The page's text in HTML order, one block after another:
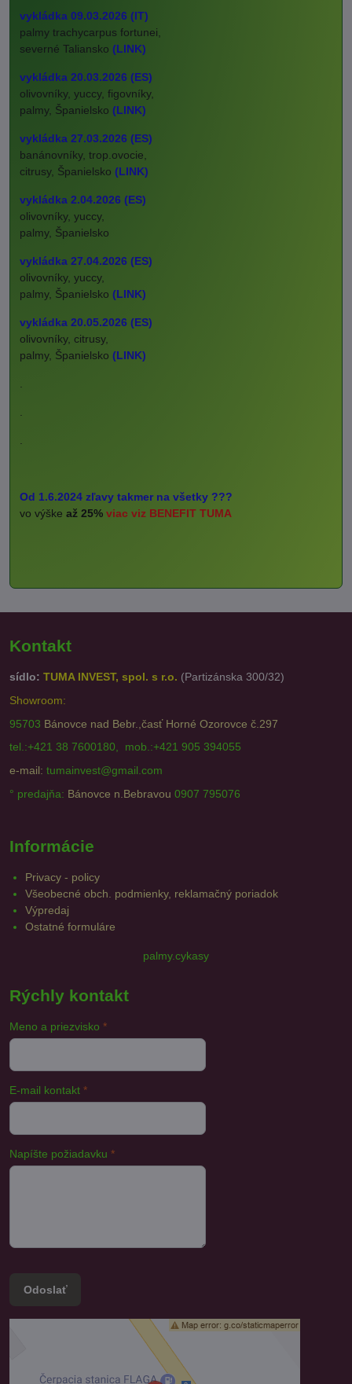
vykládka 09.03.2026 (IT)
palmy trachycarpus fortunei,
severné Taliansko (LINK)
vykládka 20.03.2026 (ES)
olivovníky, yuccy, figovníky,
palmy, Španielsko (LINK)
vykládka 27.03.2026 (ES)
banánovníky, trop.ovocie,
citrusy, Španielsko (LINK)
vykládka 2.04.2026 (ES)
olivovníky, yuccy,
palmy, Španielsko
vykládka 27.04.2026 (ES)
olivovníky, yuccy,
palmy, Španielsko (LINK)
vykládka 20.05.2026 (ES)
olivovníky, citrusy,
palmy, Španielsko (LINK)
Od 1.6.2024 zľavy takmer na všetky ???
vo výške až 25% viac viz BENEFIT TUMA
Kontakt
sídlo: TUMA INVEST, spol. s r.o. (Partizánska 300/32)
Showroom:
95703 Bánovce nad Bebr.,časť Horné Ozorovce č.297
tel.:+421 38 7600180, mob.:+421 905 394055
e-mail: tumainvest@gmail.com
° predajňa: Bánovce n.Bebravou 0907 795076
Informácie
Privacy - policy
Všeobecné obch. podmienky, reklamačný poriadok
Výpredaj
Ostatné formuláre
palmy.cykasy
Rýchly kontakt
Meno a priezvisko *
E-mail kontakt *
Napíšte požiadavku *
Odoslať